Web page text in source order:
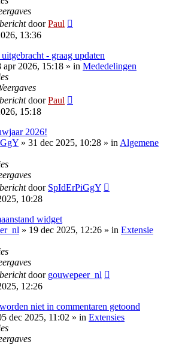
doorPaul
13:36
- graag updaten
apr 2026, 15:18 » in Mededelingen
doorPaul
15:18
2026!
» 31 dec 2025, 10:28 » inAlgemene
door SpIdErPiGgY
10:28
widget
» 19 dec 2025, 12:26 » in Extensie
door gouwepeer_nl
12:26
niet in commentaren getoond
dec 2025, 11:02 » in Extensies